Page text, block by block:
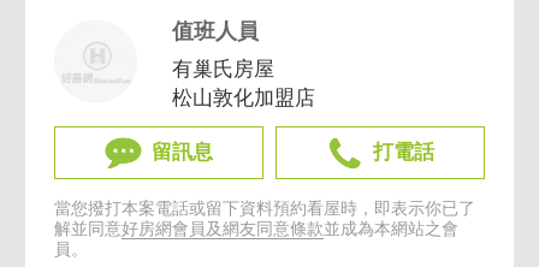
值班人員
有巢氏房屋
松山敦化加盟店
留訊息 打電話
當您撥打本案電話或留下資料預約看屋時，即表示你已了
解並同意好房網會員及網友同意條款並成為本網站之會
員。